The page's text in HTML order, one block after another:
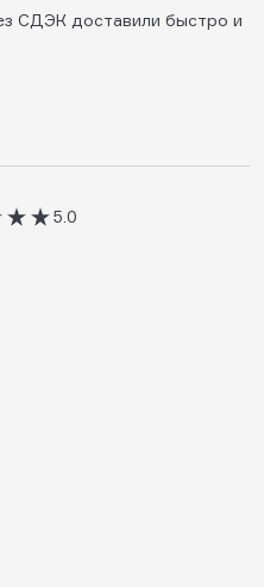
СДЭК доставили быстро и
5.0